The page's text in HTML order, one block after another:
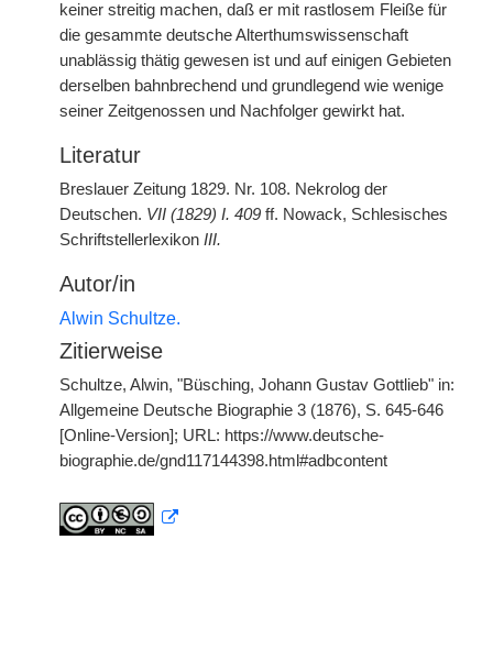
keiner streitig machen, daß er mit rastlosem Fleiße für
die gesammte deutsche Alterthumswissenschaft
unablässig thätig gewesen ist und auf einigen Gebieten
derselben bahnbrechend und grundlegend wie wenige
seiner Zeitgenossen und Nachfolger gewirkt hat.
Literatur
Breslauer Zeitung 1829. Nr. 108. Nekrolog der
Deutschen. VII (1829) I. 409 ff. Nowack, Schlesisches
Schriftstellerlexikon III.
Autor/in
Alwin Schultze.
Zitierweise
Schultze, Alwin, "Büsching, Johann Gustav Gottlieb" in:
Allgemeine Deutsche Biographie 3 (1876), S. 645-646
[Online-Version]; URL: https://www.deutsche-
biographie.de/gnd117144398.html#adbcontent